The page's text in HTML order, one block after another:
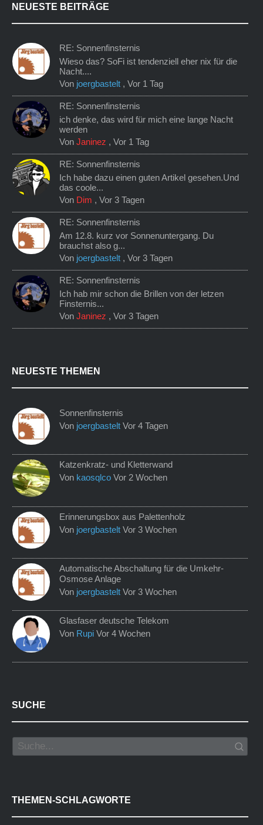
NEUESTE BEITRÄGE
RE: Sonnenfinsternis
Wieso das? SoFi ist tendenziell eher nix für die
Nacht....
Von joergbastelt ,Vor 1 Tag
RE: Sonnenfinsternis
ich denke, das wird für mich eine lange Nacht
werden
VonJaninez ,Vor 1 Tag
RE: Sonnenfinsternis
Ich habe dazu einen guten Artikel gesehen.Und
das coole...
Von Dim ,Vor 3 Tagen
RE: Sonnenfinsternis
Am 12.8. kurz vor Sonnenuntergang. Du
brauchst also g...
Von joergbastelt ,Vor 3 Tagen
RE: Sonnenfinsternis
Ich hab mir schon die Brillen von der letzen
Finsternis...
VonJaninez ,Vor 3 Tagen
NEUESTE THEMEN
Sonnenfinsternis
Von joergbastelt Vor 4 Tagen
Katzenkratz- und Kletterwand
Von kaosqlco Vor 2 Wochen
Erinnerungsbox aus Palettenholz
Von joergbastelt Vor 3 Wochen
Automatische Abschaltung für die Umkehr-
Osmose Anlage
Von joergbastelt Vor 3 Wochen
Glasfaser deutsche Telekom
Von Rupi Vor 4 Wochen
SUCHE
THEMEN-SCHLAGWORTE